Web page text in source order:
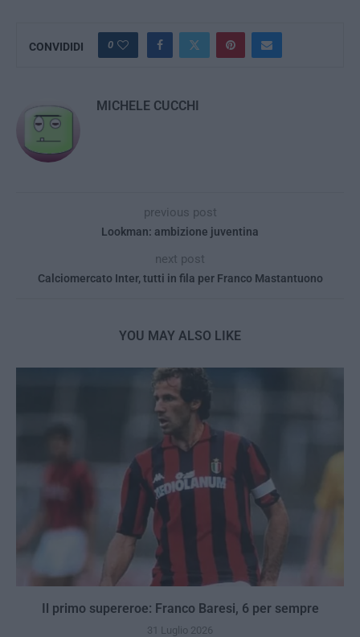
CONVIDIDI 0
MICHELE CUCCHI
previous post
Lookman: ambizione juventina
next post
Calciomercato Inter, tutti in fila per Franco Mastantuono
YOU MAY ALSO LIKE
Il primo supereroe: Franco Baresi, 6 per sempre
31 Luglio 2026